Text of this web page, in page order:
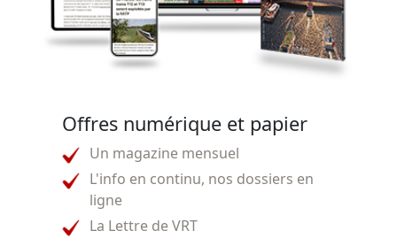
Offres numérique et papier
Un magazine mensuel
L'info en continu, nos dossiers en
ligne
La Lettre de VRT